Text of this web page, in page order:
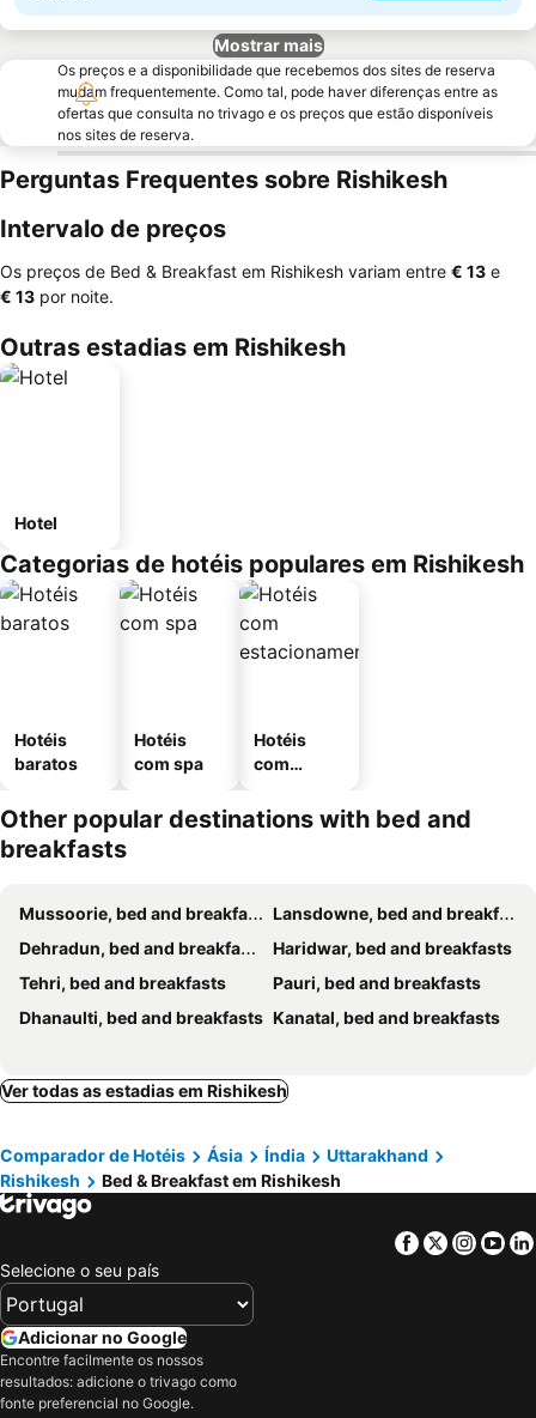
Mostrar mais
Os preços e a disponibilidade que recebemos dos sites de reserva
mudam frequentemente. Como tal, pode haver diferenças entre as
ofertas que consulta no trivago e os preços que estão disponíveis
nos sites de reserva.
Perguntas Frequentes sobre Rishikesh
Intervalo de preços
Os preços de Bed & Breakfast em Rishikesh variam entre ‎€ 13 e
‎€ 13 por noite.
Outras estadias em Rishikesh
Hotel
Categorias de hotéis populares em Rishikesh
Hotéis
baratos
Hotéis
com spa
Hotéis
com
mento
Other popular destinations with bed and
breakfasts
Mussoorie, bed and breakfasts
Lansdowne, bed and breakfasts
Dehradun, bed and breakfasts
Haridwar, bed and breakfasts
Tehri, bed and breakfasts
Pauri, bed and breakfasts
Dhanaulti, bed and breakfasts Kanatal, bed and breakfasts
Ver todas as estadias em Rishikesh
Comparador de Hotéis Ásia Índia
Uttarakhand
Rishikesh
Bed & Breakfast em Rishikesh
Facebook
Twitter
Selecione o seu país
Adicionar no Google
Encontre facilmente os nossos
resultados: adicione o trivago como
fonte preferencial no Google.